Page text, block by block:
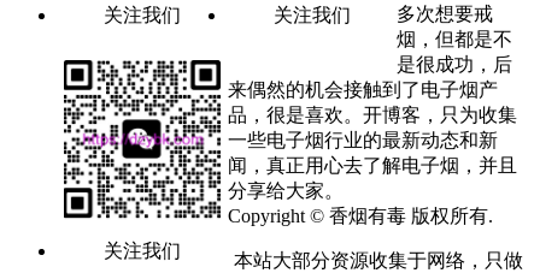
关注我们 关注我们
关注我们
多次想要戒
烟，但都是不
是很成功，后
来偶然的机会接触到了电子烟产
品，很是喜欢。开博客，只为收集
一些电子烟行业的最新动态和新
闻，真正用心去了解电子烟，并且
分享给大家。
Copyright © 香烟有毒 版权所有.
本站大部分资源收集于网络，只做